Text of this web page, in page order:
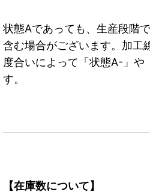
状態Aであっても、生産段階
含む場合がございます。加工
度合いによって「状態A-」や
す。
【在庫数について】